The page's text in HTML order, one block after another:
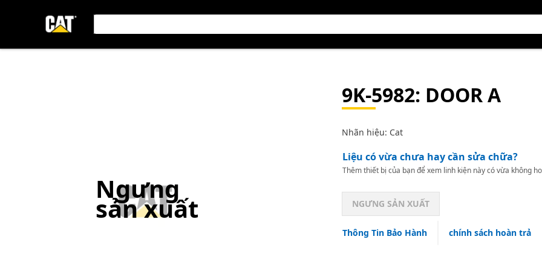
Ngưng
sản xuất
9K-5982: DOOR A
Nhãn hiệu: Cat
Liệu có vừa chưa hay cần sửa chữa?
Thêm thiết bị của bạn để xem linh kiện này có vừa không
NGƯNG SẢN XUẤT
Thông Tin Bảo Hành chính sách hoàn trả